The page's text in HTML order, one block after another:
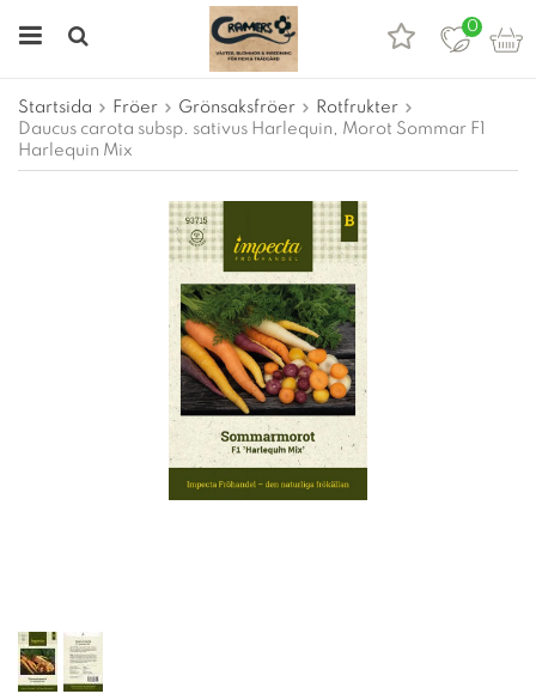
0
Startsida Fröer Grönsaksfröer
Rotfrukter
Daucus carota subsp. sativus Harlequin, Morot Sommar F1
Harlequin Mix